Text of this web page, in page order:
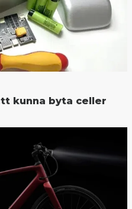
kunna byta celler